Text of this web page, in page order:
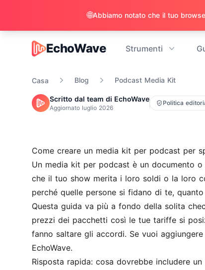
EchoWave
EchoWave Strumenti
Casa Blog Podcast Media Kit
Scritto dal team di EchoWave
Aggiornato luglio 2026
Politica
Come creare un media kit per podcast per
Un media kit per podcast è un documento
che il tuo show merita i loro soldi o la loro
perché quelle persone si fidano di te,
Questa guida va più a fondo della solita
prezzi dei pacchetti così le tue tariffe si
fanno saltare gli accordi. Se vuoi
EchoWave.
Risposta rapida: cosa dovrebbe includere
🌐